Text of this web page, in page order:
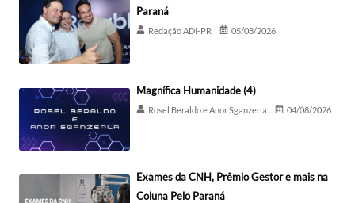
Paraná
Redação ADI-PR 05/08/2026
Magnífica Humanidade (4)
Rosel Beraldo e Anor Sganzerla 04/08/2026
Exames da CNH, Prêmio Gestor e mais na
Coluna Pelo Paraná